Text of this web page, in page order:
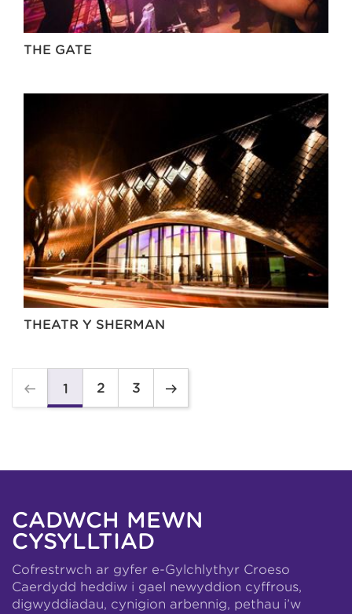
THE GATE
THEATR Y SHERMAN
1 2 3
CADWCH MEWN
CYSYLLTIAD
Cofrestrwch ar gyfer e-Gylchlythyr Croeso
Caerdydd heddiw i gael newyddion cyffrous,
digwyddiadau, cynigion arbennig, pethau i’w